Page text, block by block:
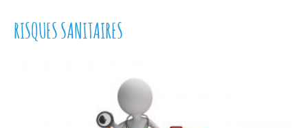
RISQUES SANITAIRES